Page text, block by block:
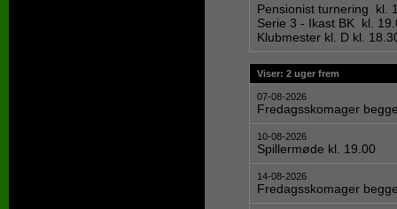
Pensionist turnering kl.
Serie 3 - Ikast BK kl.
Klubmester kl. D kl.
Viser: 2 uger frem
07-08-2026
Fredagsskomager
10-08-2026
Spillermøde kl. 19.00
14-08-2026
Fredagsskomager